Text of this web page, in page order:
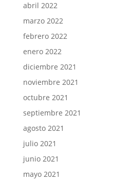
abril 2022
marzo 2022
febrero 2022
enero 2022
diciembre 2021
noviembre 2021
octubre 2021
septiembre 2021
agosto 2021
julio 2021
junio 2021
mayo 2021